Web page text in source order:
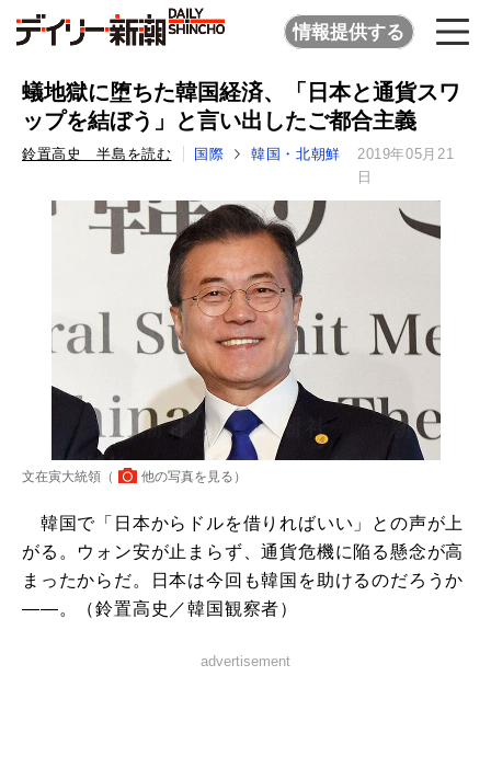
情報提供する
蟻地獄に堕ちた韓国経済、「日本と通貨スワ
ップを結ぼう」と言い出したご都合主義
鈴置高史 半島を読む 国際 韓国・北朝鮮
2019年05月21
日
文在寅大統領（ 他の写真を見る ）
韓国で「日本からドルを借りればいい」との声が上
がる。ウォン安が止まらず、通貨危機に陥る懸念が高
まったからだ。日本は今回も韓国を助けるのだろうか
――。（鈴置高史／韓国観察者）
advertisement